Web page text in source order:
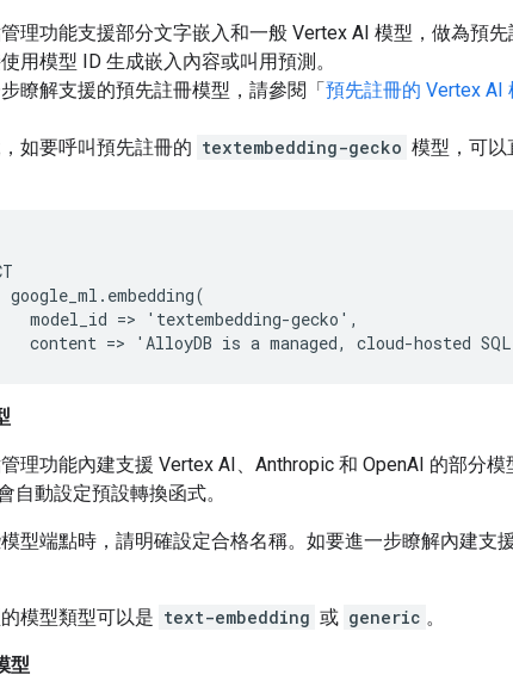
理功能支援部分文字嵌入和一般 Vertex AI 模型，做為預
用模型 ID 生成嵌入內容或叫用預測。
瞭解支援的預先註冊模型，請參閱「預先註冊的 Vertex AI
如要呼叫預先註冊的 textembedding-gecko 模型，可以
google_ml.embedding(
model_id => 'textembedding-gecko',
理功能內建支援 Vertex AI、Anthropic 和 OpenAI 的部分
自動設定預設轉換函式。
型端點時，請明確設定合格名稱。如要進一步瞭解內建支
模型類型可以是 text-embedding 或 generic 。
型